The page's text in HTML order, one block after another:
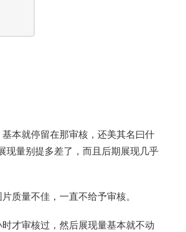
本就停留在那审核，还美其名曰什
现量别提多差了，而且后期展现几乎
质量不佳，一直不给予审核。
才审核过，然后展现量基本就不动